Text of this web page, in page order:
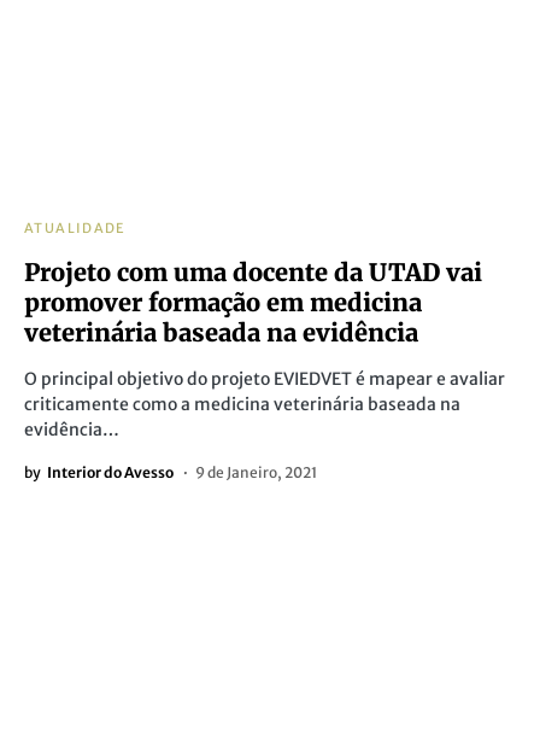
ATUALIDADE
Projeto com uma docente da UTAD vai
promover formação em medicina
veterinária baseada na evidência
O principal objetivo do projeto EVIEDVET é mapear e avaliar
criticamente como a medicina veterinária baseada na
evidência…
by Interior do Avesso 9 de Janeiro, 2021